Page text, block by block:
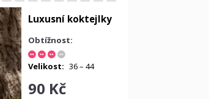
Luxusní koktejlky
Obtížnost:
Velikost: 36 – 44
90 Kč